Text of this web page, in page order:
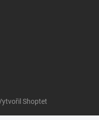
Shoptet